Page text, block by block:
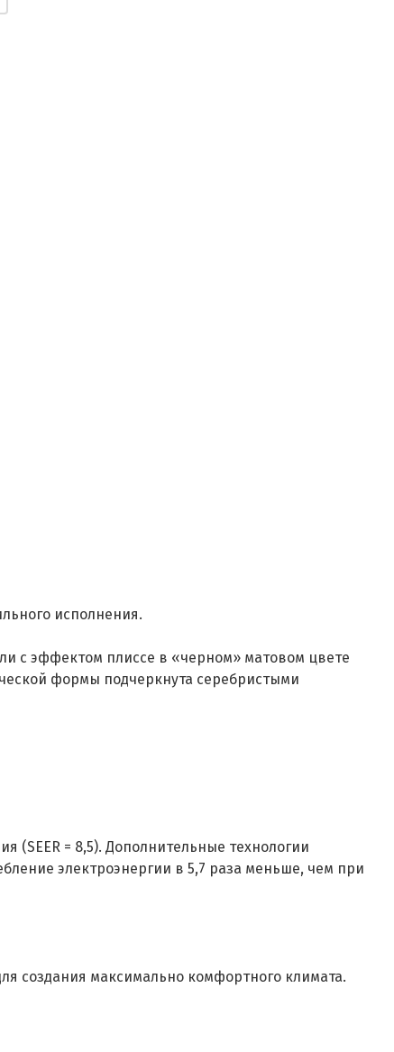
исполнения.
с эффектом плиссе в «черном» матовом цвете
формы подчеркнута серебристыми
(SEER = 8,5). Дополнительные технологии
электроэнергии в 5,7 раза меньше, чем при
создания максимально комфортного климата.